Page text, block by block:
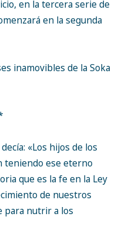
en la tercera serie de
en la segunda
inamovibles de la Soka
«Los hijos de los
teniendo ese eterno
que es la fe en la Ley
de nuestros
para nutrir a los